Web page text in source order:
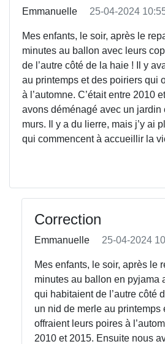
Emmanuelle 25-04-2024
Mes enfants, le soir, après le
minutes au ballon avec leurs
de l’autre côté de la haie ! Il y
au printemps et des poiriers qui
à l’automne. C’était entre 2010
avons déménagé avec un jardin
murs. Il y a du lierre, mais j’y ai
qui commencent à accueillir la
Correction
Emmanuelle 25-04-2024
Mes enfants, le soir, après le
minutes au ballon en pyjama
qui habitaient de l’autre côté
un nid de merle au printemps
offraient leurs poires à
2010 et 2015. Ensuite nous